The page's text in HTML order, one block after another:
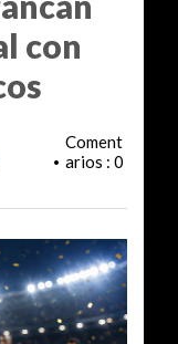
con
•
Coment
arios : 0